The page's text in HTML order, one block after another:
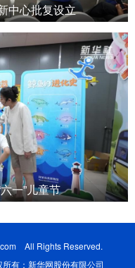
中心批复设立
一”儿童节
All Rights Reserved.
有：新华网股份有限公司